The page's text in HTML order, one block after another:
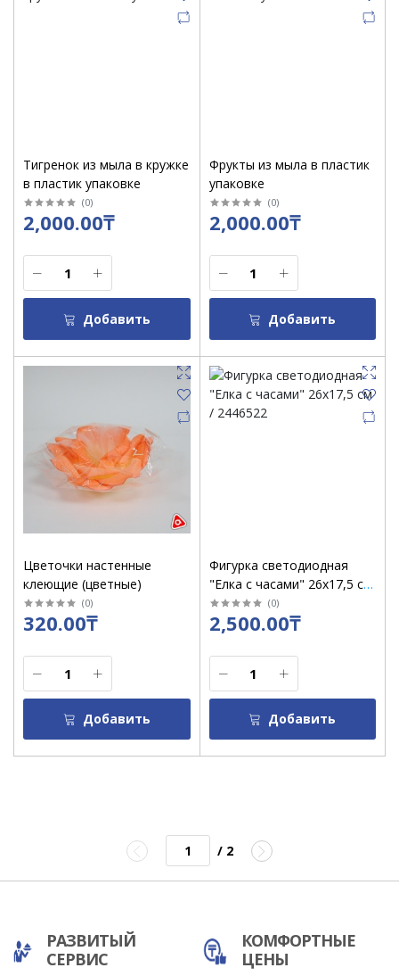
Тигренок из мыла в кружке
в пластик упаковке
(0)
2,000.00₸
Добавить
Фрукты из мыла в пластик
упаковке
(0)
2,000.00₸
Добавить
Цветочки настенные
клеющие (цветные)
(0)
320.00₸
Добавить
Фигурка светодиодная
"Елка с часами" 26х17,5 см
/ 2446522 (0)
2,500.00₸
Добавить
/ 2
РАЗВИТЫЙ
СЕРВИС
КОМФОРТНЫЕ
ЦЕНЫ